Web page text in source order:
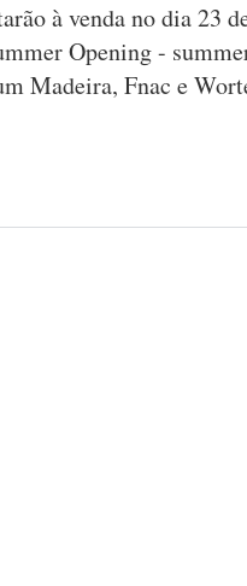
à venda no dia 23
Opening -
Madeira, Fnac e